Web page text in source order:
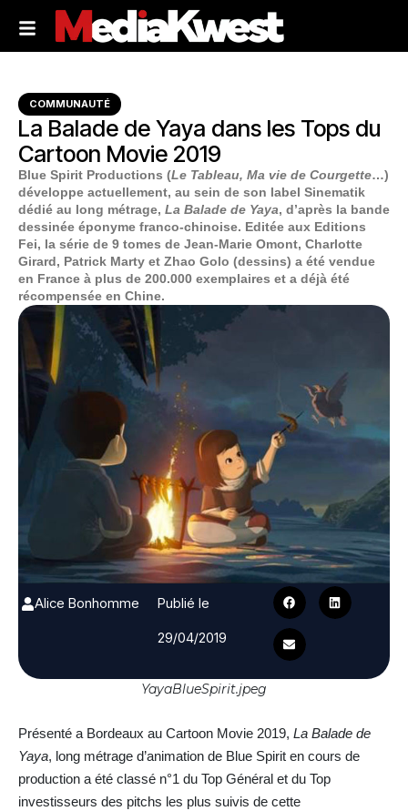
COMMUNAUTÉ
La Balade de Yaya dans les Tops du
Cartoon Movie 2019
Blue Spirit Productions (Le Tableau, Ma vie de Courgette…)
développe actuellement, au sein de son label Sinematik
dédié au long métrage, La Balade de Yaya, d’après la bande
dessinée éponyme franco-chinoise. Editée aux Editions
Fei, la série de 9 tomes de Jean-Marie Omont, Charlotte
Girard, Patrick Marty et Zhao Golo (dessins) a été vendue
en France à plus de 200.000 exemplaires et a déjà été
récompensée en Chine.
Alice Bonhomme
Publié le
29/04/2019
YayaBlueSpirit.jpeg
Présenté a Bordeaux au Cartoon Movie 2019, La Balade de
Yaya, long métrage d’animation de Blue Spirit en cours de
production a été classé n°1 du Top Général et du Top
investisseurs des pitchs les plus suivis de cette